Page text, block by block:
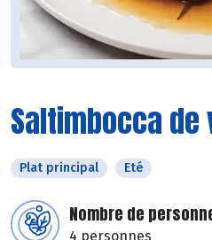
Saltimbocca de
Plat principal Eté
Nombre de
4 personnes